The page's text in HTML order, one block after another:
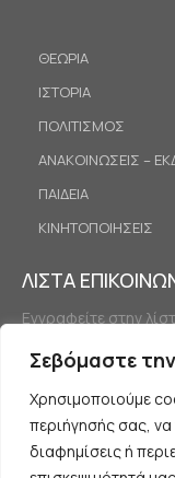
Σεβόμαστε
Χρησιμοποιούμε
περιήγησής σας,
διαφημίσεις ή
ΘΕΩΡΙΑ
ΙΣΤΟΡΙΑ
ΠΟΛΙΤΙΣΜΟΣ
ΑΝΑΚΟΙΝΩΣΕΙΣ –
ΠΑΙΔΕΙΑ
ΚΙΝΗΤΟΠΟΙΗΣΕΙΣ
ΛΙΣΤΑ
Εγγραφείτε στην